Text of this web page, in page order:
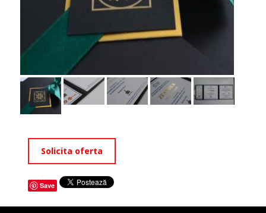
Solicita oferta
Save